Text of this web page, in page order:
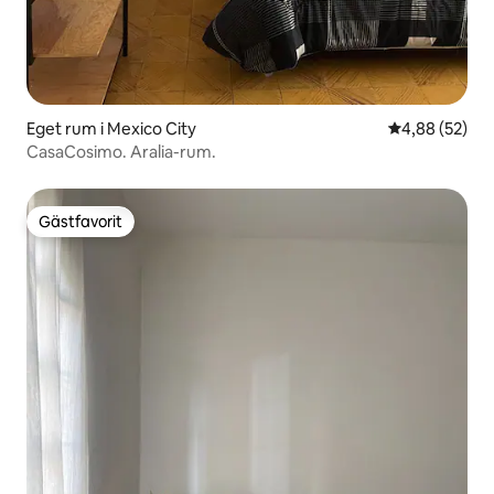
Eget rum i Mexico City 4,88 av 5 i
4,88 (52)
CasaCosimo. Aralia-rum.
Gästfavorit
Gästfavorit